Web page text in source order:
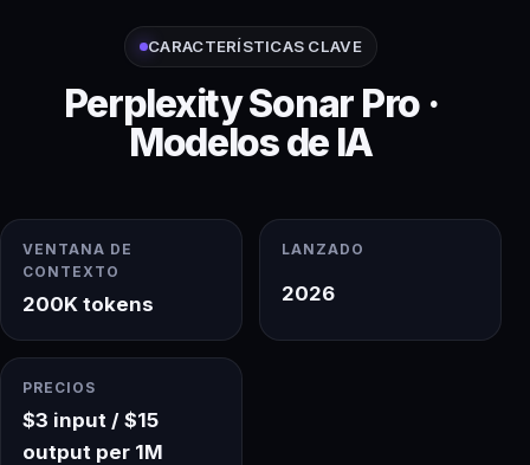
CARACTERÍSTICAS CLAVE
Perplexity Sonar Pro ·
Modelos de IA
VENTANA DE
CONTEXTO
200K tokens
LANZADO
2026
PRECIOS
$3 input / $15
output per 1M